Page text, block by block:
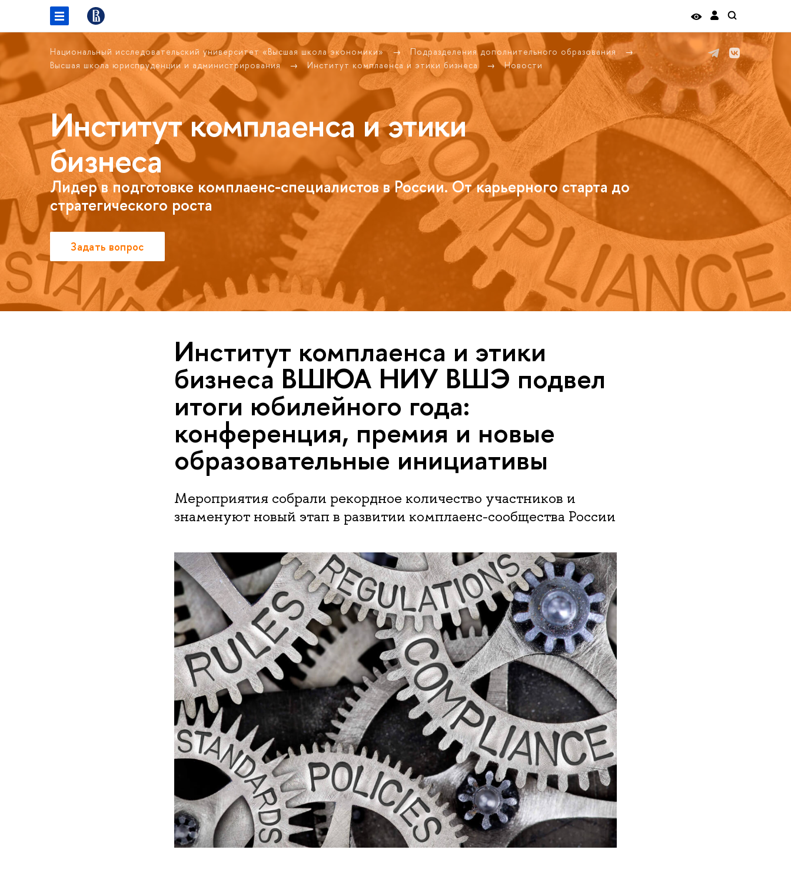
Национальный исследовательский университет «Высшая школа экономики»
Подразделения дополнительного образования
Высшая школа юриспруденции и администрирования
Институт комплаенса и этики бизнеса Новости
Институт комплаенса и этики
бизнеса
Лидер в подготовке комплаенс-специалистов в России. От карьерного старта до
стратегического роста
Задать вопрос
Институт комплаенса и этики
бизнеса ВШЮА НИУ ВШЭ подвел
итоги юбилейного года:
конференция, премия и новые
образовательные инициативы
Мероприятия собрали рекордное количество участников и
знаменуют новый этап в развитии комплаенс-сообщества России